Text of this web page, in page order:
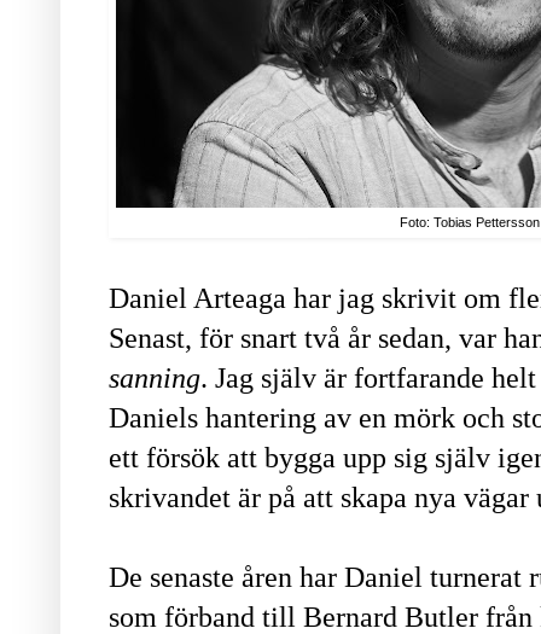
Foto: Tobias
Daniel Arteaga har jag skrivit om
Senast, för snart två år sedan, var
sanning. Jag själv är fortfarande
Daniels hantering av en mörk och
ett försök att bygga upp sig själv
skrivandet är på att skapa nya
De senaste åren har Daniel turnerat
som förband till Bernard Butler från